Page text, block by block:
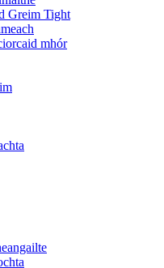
Greim Tight
mhór